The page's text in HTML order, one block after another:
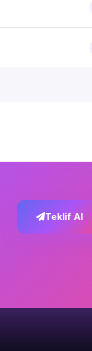
Teklif Al